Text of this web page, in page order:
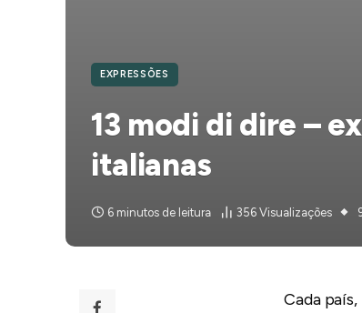
EXPRESSÕES
13 modi di dire –
italianas
6 minutos de leitura 356 Visualizações
Cada